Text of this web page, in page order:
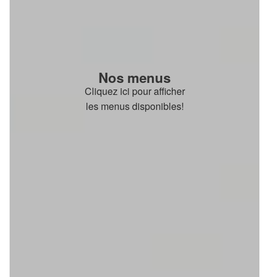
Nos menus
Cliquez ici pour afficher
les menus disponibles!